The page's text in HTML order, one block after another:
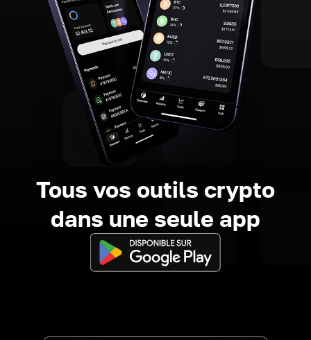
Tous vos outils crypto
dans une seule app